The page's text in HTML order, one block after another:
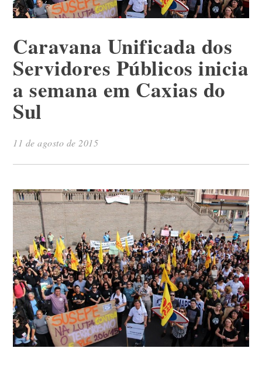
Caravana Unificada dos
Servidores Públicos inicia
a semana em Caxias do
Sul
11 de agosto de 2015